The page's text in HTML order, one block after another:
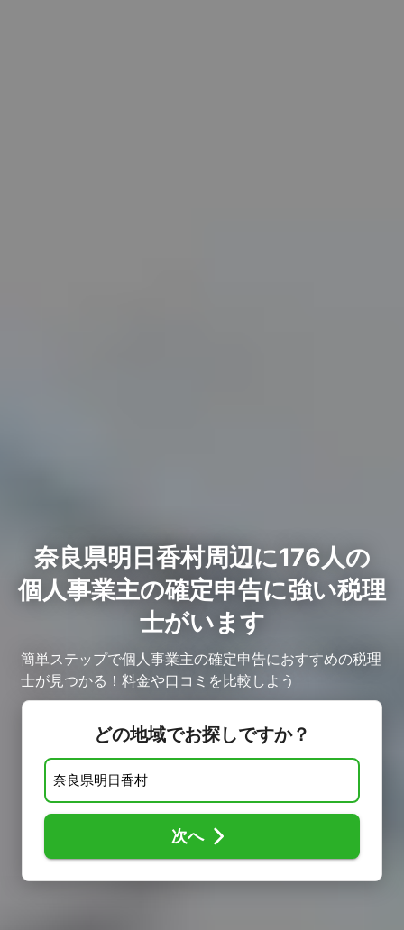
奈良県明日香村周辺に176人の
個人事業主の確定申告に強い税理
士がいます
簡単ステップで個人事業主の確定申告におすすめの税理
士が見つかる！料金や口コミを比較しよう
どの地域でお探しですか？
次へ